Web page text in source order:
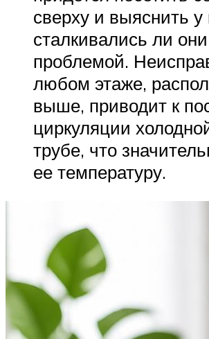
сверху и выяснить у
сталкивались ли
проблемой.
любом этаже,
выше, приводит к
циркуляции
трубе, что
ее температуру.